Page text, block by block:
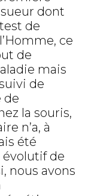
dont
de
ce
de
mais
de
de
la souris,
n’a, à
été
évolutif de
nous avons